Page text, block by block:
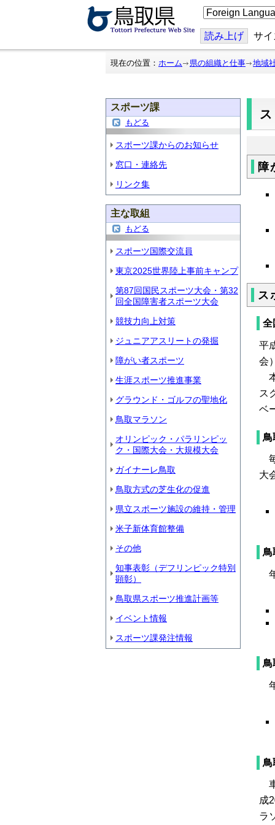
こ
の
ジ
を
翻
読み上げ サイ
現在の位置： ホーム 県の組織と仕事 地域
スポーツ課
もどる
スポーツ課からのお知らせ
窓口・連絡先
リンク集
主な取組
もどる
スポーツ国際交流員
東京2025世界陸上事前キャンプ
第87回国民スポーツ大会・第32
回全国障害者スポーツ大会
競技力向上対策
ジュニアアスリートの発掘
障がい者スポーツ
生涯スポーツ推進事業
グラウンド・ゴルフの聖地化
鳥取マラソン
オリンピック・パラリンピッ
ク・国際大会・大規模大会
ガイナーレ鳥取
鳥取方式の芝生化の促進
県立スポーツ施設の維持・管理
米子新体育館整備
その他
知事表彰（デフリンピック特別
顕彰）
鳥取県スポーツ推進計画等
イベント情報
スポーツ課発注情報
障
ス
全
平
会
ス
ベ
鳥
大
鳥
鳥
鳥
成
ラ